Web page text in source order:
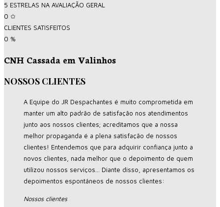
5 ESTRELAS NA AVALIAÇÃO GERAL
0 ✩
CLIENTES SATISFEITOS
0 %
CNH Cassada em Valinhos
NOSSOS CLIENTES
A Equipe do JR Despachantes é muito comprometida em
manter um alto padrão de satisfação nos atendimentos
junto aos nossos clientes; acreditamos que a nossa
melhor propaganda é a plena satisfação de nossos
clientes! Entendemos que para adquirir confiança junto a
novos clientes, nada melhor que o depoimento de quem
utilizou nossos serviços... Diante disso, apresentamos os
depoimentos espontâneos de nossos clientes:
Nossos clientes